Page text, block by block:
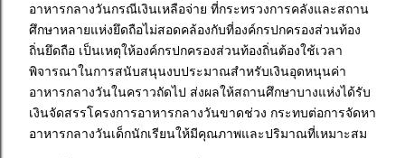
อาหารกลางวันกรณีเงินเหลือจ่าย ที่กระทรวงการคลังและสถาน
ศึกษาหลายแห่งยึดถือไม่สอดคล้องกับที่องค์กรปกครองส่วนท้อง
ถิ่นยึดถือ เป็นเหตุให้องค์กรปกครองส่วนท้องถิ่นต้องใช้เวลา
พิจารณาในการสนับสนุนงบประมาณสำหรับเงินอุดหนุนค่า
อาหารกลางวันในคราวถัดไป ส่งผลให้สถานศึกษาบางแห่งได้รับ
เงินจัดสรรโครงการอาหารกลางวันขาดช่วง กระทบต่อการจัดหา
อาหารกลางวันเด็กนักเรียนให้มีคุณภาพและปริมาณที่เหมาะสม